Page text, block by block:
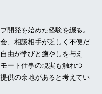
開発を始めた経験を綴る。
、相談相手が乏しく不便だ
由が学びと癒やしを与え
ート仕事の現実も触れつ
供の余地があると考えてい